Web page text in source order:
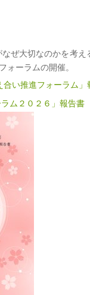
ぜ大切なのかを考え
ォーラムの開催。
い推進フォーラム」
ム２０２６」報告書